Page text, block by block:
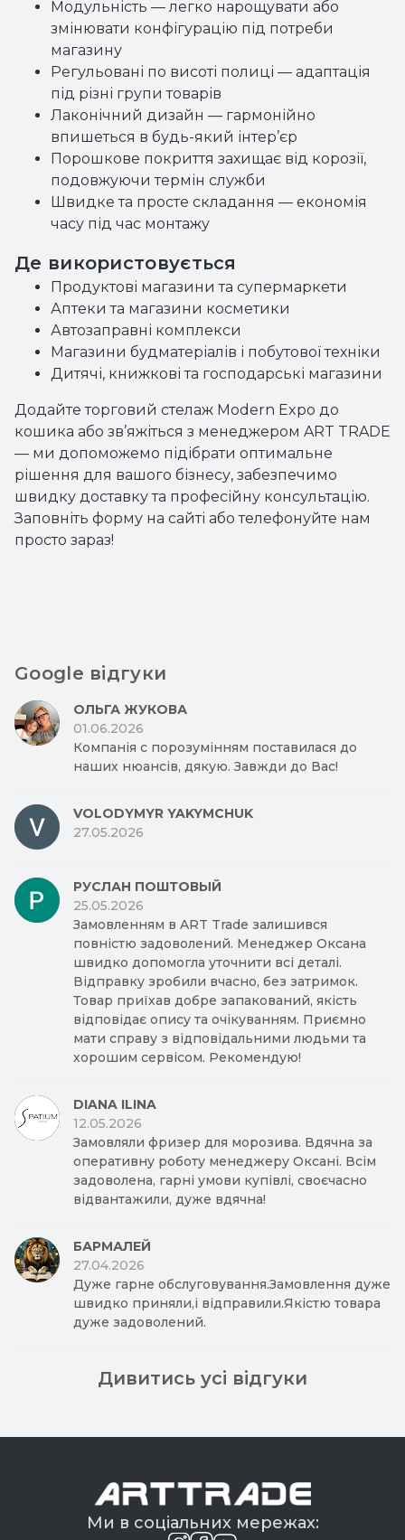
Модульність — легко нарощувати або
змінювати конфігурацію під потреби
магазину
Регульовані по висоті полиці — адаптація
під різні групи товарів
Лаконічний дизайн — гармонійно
впишеться в будь-який інтер’єр
Порошкове покриття захищає від корозії,
подовжуючи термін служби
Швидке та просте складання — економія
часу під час монтажу
Де використовується
Продуктові магазини та супермаркети
Аптеки та магазини косметики
Автозаправні комплекси
Магазини будматеріалів і побутової техніки
Дитячі, книжкові та господарські магазини
Додайте торговий стелаж Modern Expo до
кошика або зв’яжіться з менеджером ART TRADE
— ми допоможемо підібрати оптимальне
рішення для вашого бізнесу, забезпечимо
швидку доставку та професійну консультацію.
Заповніть форму на сайті або телефонуйте нам
просто зараз!
Google відгуки
ОЛЬГА ЖУКОВА
01.06.2026
Компанія с порозумінням поставилася до
наших нюансів, дякую. Завжди до Вас!
VOLODYMYR YAKYMCHUK
27.05.2026
РУСЛАН ПОШТОВЫЙ
25.05.2026
Замовленням в ART Trade залишився
повністю задоволений. Менеджер Оксана
швидко допомогла уточнити всі деталі.
Відправку зробили вчасно, без затримок.
Товар приїхав добре запакований, якість
відповідає опису та очікуванням. Приємно
мати справу з відповідальними людьми та
хорошим сервісом. Рекомендую!
DIANA ILINA
12.05.2026
Замовляли фризер для морозива. Вдячна за
оперативну роботу менеджеру Оксані. Всім
задоволена, гарні умови купівлі, своєчасно
відвантажили, дуже вдячна!
БАРМАЛЕЙ
27.04.2026
Дуже гарне обслуговування.Замовлення дуже
швидко приняли,і відправили.Якістю товара
дуже задоволений.
Дивитись усі відгуки
Ми в соціальних мережах: